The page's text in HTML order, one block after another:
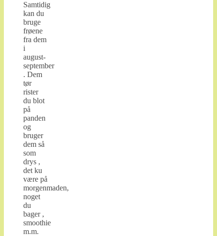
Samtidig
kan du
bruge
frøene
fra dem
i
august-
september
. Dem
tør
rister
du blot
på
panden
og
bruger
dem så
som
drys ,
det ku
være på
morgenmaden,
noget
du
bager ,
smoothie
m.m.